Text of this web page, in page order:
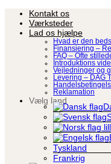
Fortsæt
indhold
Kontakt os
Værksteder
Lad os hjælpe
Hvad er den
Finansiering –
FAQ – Ofte
Introduktions
Vejledninger og
Levering – DAG
Reklamation
Vælg land
Tyskland
Frankrig